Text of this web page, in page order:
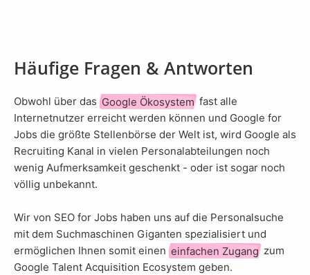
Häufige Fragen & Antworten
Obwohl über das Google Ökosystem fast alle
Internetnutzer erreicht werden können und Google for
Jobs die größte Stellenbörse der Welt ist, wird Google als
Recruiting Kanal in vielen Personalabteilungen noch
wenig Aufmerksamkeit geschenkt - oder ist sogar noch
völlig unbekannt.
Wir von SEO for Jobs haben uns auf die Personalsuche
mit dem Suchmaschinen Giganten spezialisiert und
ermöglichen Ihnen somit einen einfachen Zugang zum
Google Talent Acquisition Ecosystem geben.